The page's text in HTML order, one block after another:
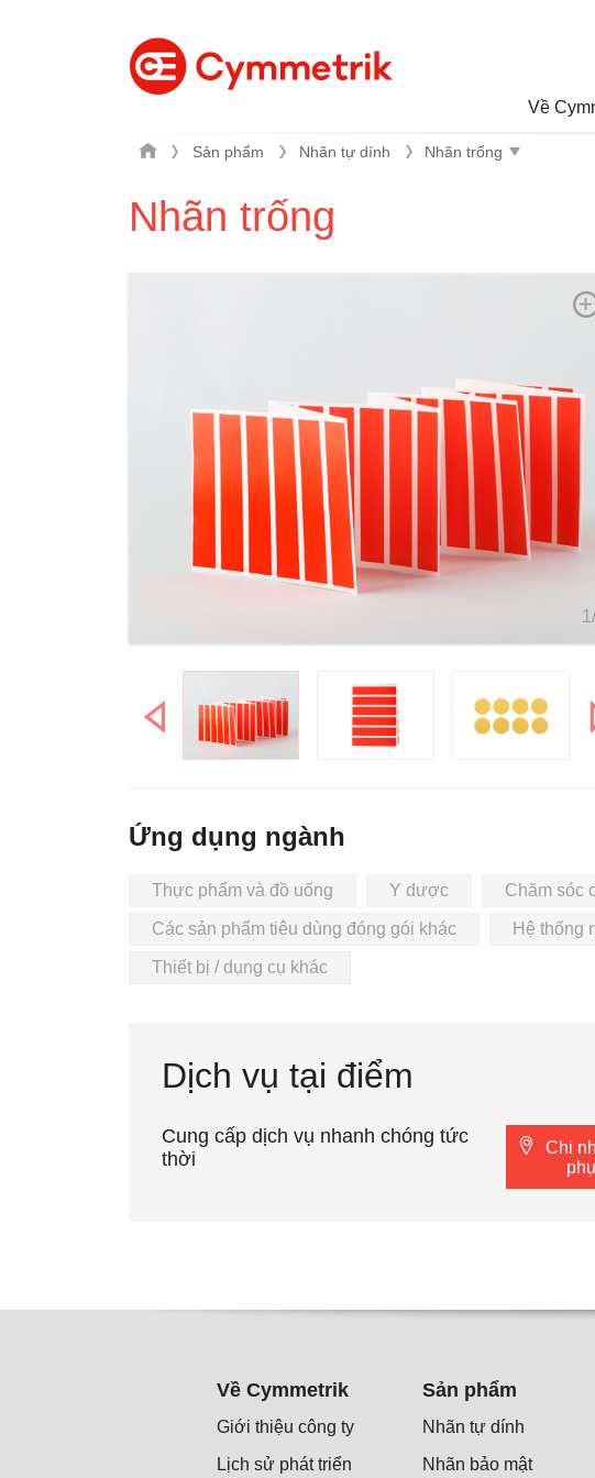
Về
Sản phẩm Nhãn tự dính
Nhãn trống
Ứng dụng ngành
Thực phẩm và đồ uống Y dược Chăm sóc
Các sản phẩm tiêu dùng đóng gói khác Hệ thống
Thiết bị / dụng cụ khác
Dịch vụ tại điểm
Cung cấp dịch vụ nhanh chóng tức
thời
Chi
Về Cymmetrik
Giới thiệu công ty
Lịch sử phát triển
Sản phẩm
Nhãn tự dính
Nhãn bảo mật